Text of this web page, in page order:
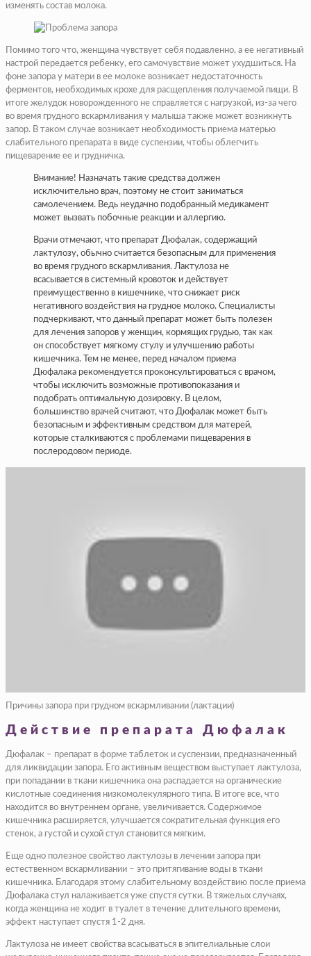
изменять состав молока.
Помимо того что, женщина чувствует себя подавленно, а ее негативный
настрой передается ребенку, его самочувствие может ухудшиться. На
фоне запора у матери в ее молоке возникает недостаточность
ферментов, необходимых крохе для расщепления получаемой пищи. В
итоге желудок новорожденного не справляется с нагрузкой, из-за чего
во время грудного вскармливания у малыша также может возникнуть
запор. В таком случае возникает необходимость приема матерью
слабительного препарата в виде суспензии, чтобы облегчить
пищеварение ее и грудничка.
Внимание! Назначать такие средства должен
исключительно врач, поэтому не стоит заниматься
самолечением. Ведь неудачно подобранный медикамент
может вызвать побочные реакции и аллергию.
Врачи отмечают, что препарат Дюфалак, содержащий
лактулозу, обычно считается безопасным для применения
во время грудного вскармливания. Лактулоза не
всасывается в системный кровоток и действует
преимущественно в кишечнике, что снижает риск
негативного воздействия на грудное молоко. Специалисты
подчеркивают, что данный препарат может быть полезен
для лечения запоров у женщин, кормящих грудью, так как
он способствует мягкому стулу и улучшению работы
кишечника. Тем не менее, перед началом приема
Дюфалака рекомендуется проконсультироваться с врачом,
чтобы исключить возможные противопоказания и
подобрать оптимальную дозировку. В целом,
большинство врачей считают, что Дюфалак может быть
безопасным и эффективным средством для матерей,
которые сталкиваются с проблемами пищеварения в
послеродовом периоде.
Причины запора при грудном вскармливании (лактации)
Действие препарата Дюфалак
Дюфалак – препарат в форме таблеток и суспензии, предназначенный
для ликвидации запора. Его активным веществом выступает лактулоза,
при попадании в ткани кишечника она распадается на органические
кислотные соединения низкомолекулярного типа. В итоге все, что
находится во внутреннем органе, увеличивается. Содержимое
кишечника расширяется, улучшается сократительная функция его
стенок, а густой и сухой стул становится мягким.
Еще одно полезное свойство лактулозы в лечении запора при
естественном вскармливании – это притягивание воды в ткани
кишечника. Благодаря этому слабительному воздействию после приема
Дюфалака стул налаживается уже спустя сутки. В тяжелых случаях,
когда женщина не ходит в туалет в течение длительного времени,
эффект наступает спустя 1-2 дня.
Лактулоза не имеет свойства всасываться в эпителиальные слои